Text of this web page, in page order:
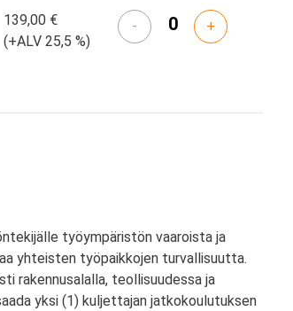
139,00 €
(+ALV 25,5 %)
- +
työympäristön vaaroista ja
yhteisten työpaikkojen turvallisuutta.
rakennusalalla, teollisuudessa ja
yksi (1) kuljettajan jatkokoulutuksen